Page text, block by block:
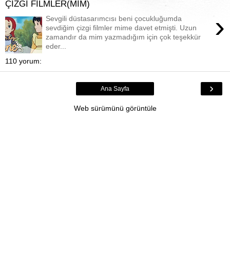
ÇİZGİ FİLMLER(MİM)
›
Sevgili düstasarımcısı beni çocukluğumda
sevdiğim çizgi filmler mime davet etmişti. Uzun
zamandır da mim yazmadığım için çok teşekkür
eder...
110 yorum:
›
Ana Sayfa
Web sürümünü görüntüle